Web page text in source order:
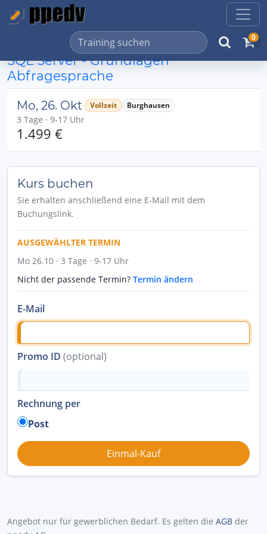
0
SQL Server - Grundlagen
Abfragesprache
Mo, 26. Okt Vollzeit Burghausen
3 Tage · 9-17 Uhr
1.499 €
Kurs buchen
Sie erhalten anschließend eine E-Mail mit dem
Buchungslink.
AUSGEWÄHLTER TERMIN
Mo 26.10 · 3 Tage · 9-17 Uhr
Nicht der passende Termin? Termin ändern
E-Mail
Promo ID (optional)
Rechnung per
Post
Angebot nur für gewerblichen Bedarf. Es gelten die AGB der